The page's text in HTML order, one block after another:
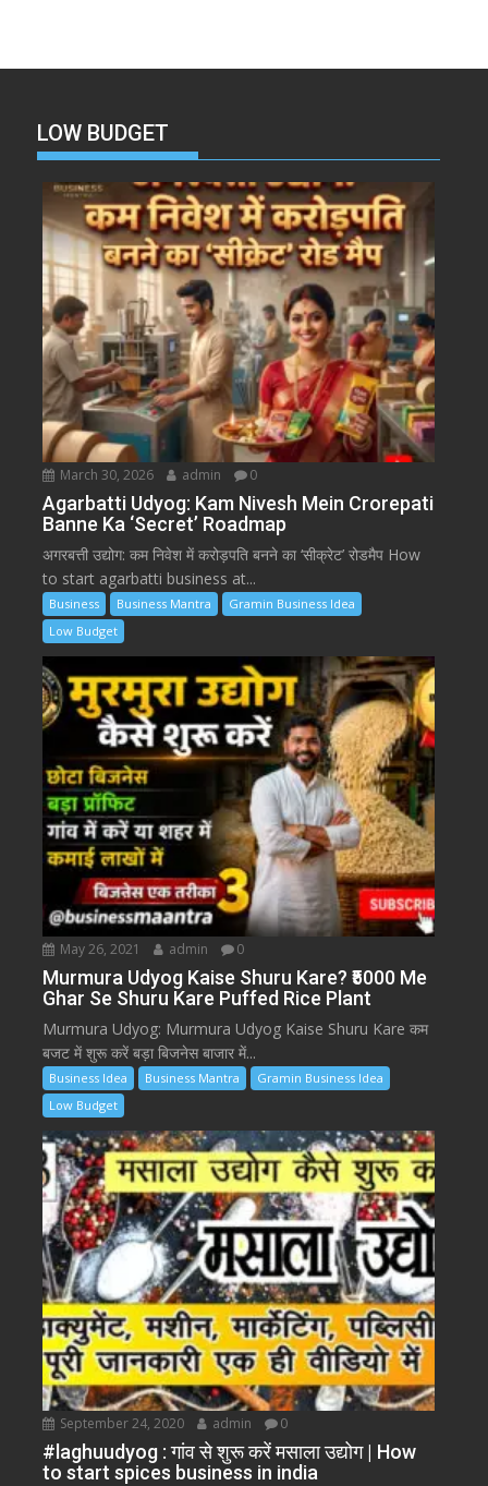
LOW BUDGET
March 30, 2026 admin 0
Agarbatti Udyog: Kam Nivesh Mein Crorepati
Banne Ka ‘Secret’ Roadmap
अगरबत्ती उद्योग: कम निवेश में करोड़पति बनने का ‘सीक्रेट’ रोडमैप How
to start agarbatti business at...
Business Business Mantra
Gramin Business Idea
Low Budget
May 26, 2021 admin 0
Murmura Udyog Kaise Shuru Kare? ₹5000 Me
Ghar Se Shuru Kare Puffed Rice Plant
Murmura Udyog: Murmura Udyog Kaise Shuru Kare कम
बजट में शुरू करें बड़ा बिजनेस बाजार में...
Business Idea Business Mantra
Gramin Business Idea
Low Budget
September 24, 2020 admin 0
#laghuudyog : गांव से शुरू करें मसाला उद्योग | How
to start spices business in india